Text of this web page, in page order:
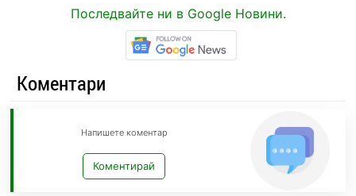
Последвайте ни в Google Новини.
Коментари
Напишете коментар
Коментирай